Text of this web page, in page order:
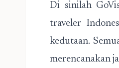
Di sinilah
traveler
kedutaan.
merencanakan